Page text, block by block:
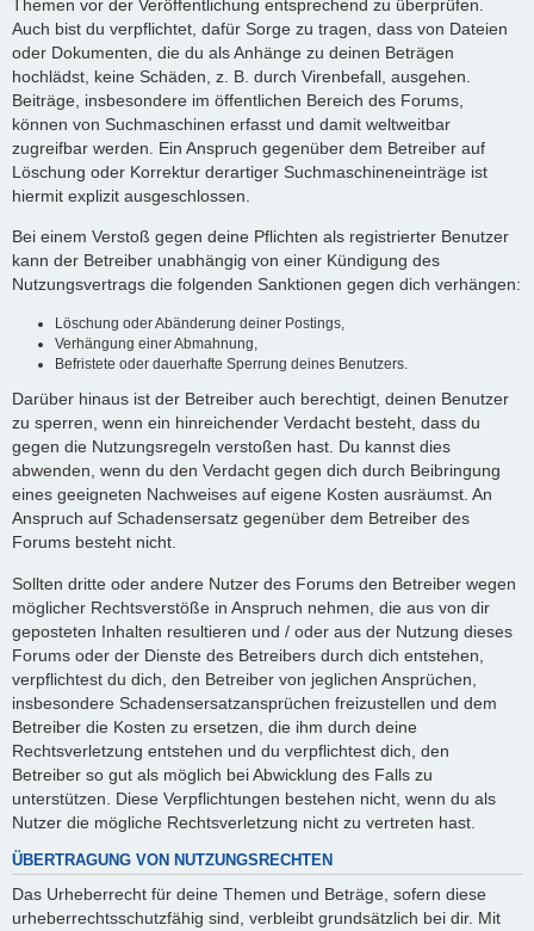
Themen vor der Veröffentlichung entsprechend zu überprüfen.
Auch bist du verpflichtet, dafür Sorge zu tragen, dass von Dateien
oder Dokumenten, die du als Anhänge zu deinen Beträgen
hochlädst, keine Schäden, z. B. durch Virenbefall, ausgehen.
Beiträge, insbesondere im öffentlichen Bereich des Forums,
können von Suchmaschinen erfasst und damit weltweitbar
zugreifbar werden. Ein Anspruch gegenüber dem Betreiber auf
Löschung oder Korrektur derartiger Suchmaschineneinträge ist
hiermit explizit ausgeschlossen.
Bei einem Verstoß gegen deine Pflichten als registrierter Benutzer
kann der Betreiber unabhängig von einer Kündigung des
Nutzungsvertrags die folgenden Sanktionen gegen dich verhängen:
Löschung oder Abänderung deiner Postings,
Verhängung einer Abmahnung,
Befristete oder dauerhafte Sperrung deines Benutzers.
Darüber hinaus ist der Betreiber auch berechtigt, deinen Benutzer
zu sperren, wenn ein hinreichender Verdacht besteht, dass du
gegen die Nutzungsregeln verstoßen hast. Du kannst dies
abwenden, wenn du den Verdacht gegen dich durch Beibringung
eines geeigneten Nachweises auf eigene Kosten ausräumst. An
Anspruch auf Schadensersatz gegenüber dem Betreiber des
Forums besteht nicht.
Sollten dritte oder andere Nutzer des Forums den Betreiber wegen
möglicher Rechtsverstöße in Anspruch nehmen, die aus von dir
geposteten Inhalten resultieren und / oder aus der Nutzung dieses
Forums oder der Dienste des Betreibers durch dich entstehen,
verpflichtest du dich, den Betreiber von jeglichen Ansprüchen,
insbesondere Schadensersatzansprüchen freizustellen und dem
Betreiber die Kosten zu ersetzen, die ihm durch deine
Rechtsverletzung entstehen und du verpflichtest dich, den
Betreiber so gut als möglich bei Abwicklung des Falls zu
unterstützen. Diese Verpflichtungen bestehen nicht, wenn du als
Nutzer die mögliche Rechtsverletzung nicht zu vertreten hast.
ÜBERTRAGUNG VON NUTZUNGSRECHTEN
Das Urheberrecht für deine Themen und Beträge, sofern diese
urheberrechtsschutzfähig sind, verbleibt grundsätzlich bei dir. Mit